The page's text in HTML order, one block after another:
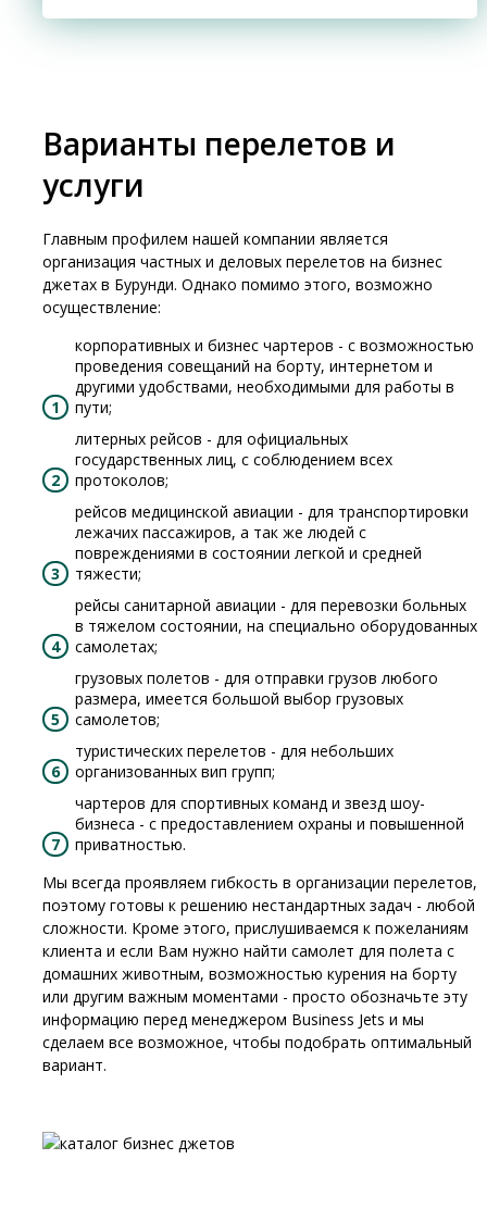
Варианты перелетов и
услуги
Главным профилем нашей компании является
организация частных и деловых перелетов на бизнес
джетах в Бурунди. Однако помимо этого, возможно
осуществление:
корпоративных и бизнес чартеров - с возможностью
проведения совещаний на борту, интернетом и
другими удобствами, необходимыми для работы в
пути;
литерных рейсов - для официальных
государственных лиц, с соблюдением всех
протоколов;
рейсов медицинской авиации - для транспортировки
лежачих пассажиров, а так же людей с
повреждениями в состоянии легкой и средней
тяжести;
рейсы санитарной авиации - для перевозки больных
в тяжелом состоянии, на специально оборудованных
самолетах;
грузовых полетов - для отправки грузов любого
размера, имеется большой выбор грузовых
самолетов;
туристических перелетов - для небольших
организованных вип групп;
чартеров для спортивных команд и звезд шоу-
бизнеса - с предоставлением охраны и повышенной
приватностью.
Мы всегда проявляем гибкость в организации перелетов,
поэтому готовы к решению нестандартных задач - любой
сложности. Кроме этого, прислушиваемся к пожеланиям
клиента и если Вам нужно найти самолет для полета с
домашних животным, возможностью курения на борту
или другим важным моментами - просто обозначьте эту
информацию перед менеджером Business Jets и мы
сделаем все возможное, чтобы подобрать оптимальный
вариант.